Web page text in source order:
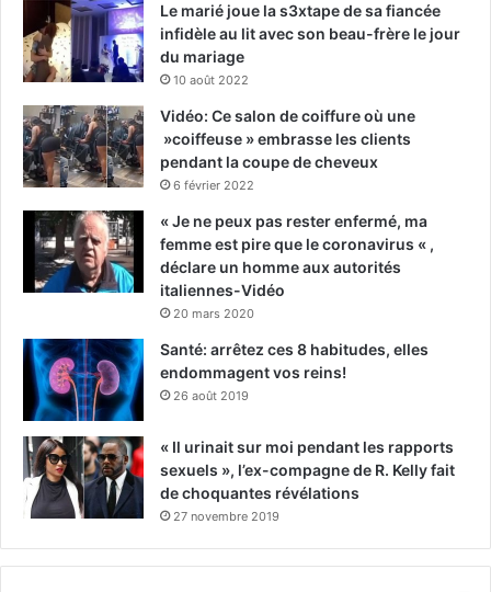
Le marié joue la s3xtape de sa fiancée
infidèle au lit avec son beau-frère le jour
du mariage
10 août 2022
Vidéo: Ce salon de coiffure où une
»coiffeuse » embrasse les clients
pendant la coupe de cheveux
6 février 2022
« Je ne peux pas rester enfermé, ma
femme est pire que le coronavirus « ,
déclare un homme aux autorités
italiennes-Vidéo
20 mars 2020
Santé: arrêtez ces 8 habitudes, elles
endommagent vos reins!
26 août 2019
« Il urinait sur moi pendant les rapports
sexuels », l’ex-compagne de R. Kelly fait
de choquantes révélations
27 novembre 2019